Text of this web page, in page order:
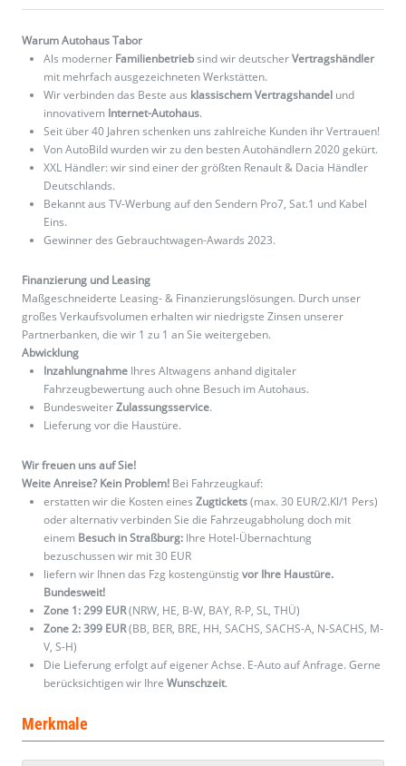
Warum Autohaus Tabor
Als moderner Familienbetriebsind wir deutscherVertragshändler
mit mehrfach ausgezeichneten Werkstätten.
Wir verbinden das Beste aus klassischem Vertragshandel und
innovativem Internet-Autohaus.
Seit über 40 Jahren schenken uns zahlreiche Kunden ihr Vertrauen!
Von AutoBild wurden wir zu den besten Autohändlern 2020 gekürt.
XXL Händler: wir sind einer der größten Renault & Dacia Händler
Deutschlands.
Bekannt aus TV-Werbung auf den Sendern Pro7, Sat.1 und Kabel
Eins.
Gewinner des Gebrauchtwagen-Awards 2023.
Finanzierung und Leasing
Maßgeschneiderte Leasing- & Finanzierungslösungen. Durch unser
großes Verkaufsvolumen erhalten wir niedrigste Zinsen unserer
Partnerbanken, die wir 1 zu 1 an Sie weitergeben.
Abwicklung
Inzahlungnahme Ihres Altwagens anhand digitaler
Fahrzeugbewertung auch ohne Besuch im Autohaus.
BundesweiterZulassungsservice.
Lieferung vor die Haustüre.
Wir freuen uns auf Sie!
Weite Anreise? Kein Problem! Bei Fahrzeugkauf:
erstatten wir die Kosten eines Zugtickets(max. 30 EUR/2.Kl/1 Pers)
oder alternativ verbinden Sie die Fahrzeugabholung doch mit
einem Besuch in Straßburg: Ihre Hotel-Übernachtung
bezuschussen wir mit 30 EUR
liefern wir Ihnen das Fzg kostengünstig vor Ihre Haustüre.
Bundesweit!
Zone 1: 299 EUR(NRW, HE, B-W, BAY, R-P, SL, THÜ)
Zone 2: 399 EUR(BB, BER, BRE, HH, SACHS, SACHS-A, N-SACHS, M-
V, S-H)
Die Lieferung erfolgt auf eigener Achse. E-Auto auf Anfrage. Gerne
berücksichtigen wir Ihre Wunschzeit.
Merkmale